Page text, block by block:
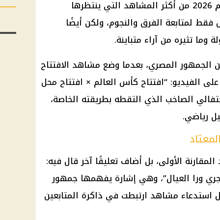
المتابعة، إذ يعد افتتاح كأس العالم 2026 من أكثر المشاهد التي ينتظرها
لمتابعة الفرق والنجوم، ولكن أيضًا
تثيره من آراء متباينة.
الجمهور المصري، بعدما وضع مشاهد الافتتاح
الفيديو: “افتتاح كأس العالم × افتتاح محل
الصاخب الذي التقطه بطريقته الخاصة،
رياضي.
الأولى، بل أضاف تعليقًا آخر قال فيه:
ورا العيال”، وهي إشارة يفهمها جمهور
استدعاء مشاهد ارتبطت في ذاكرة المتابعين